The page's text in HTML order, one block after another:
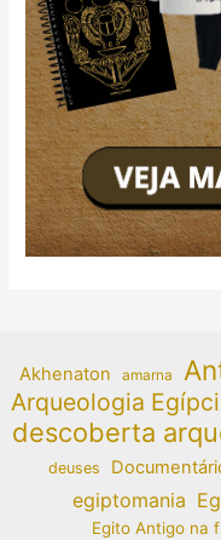
Akhenaton amarna
Arqueologia
descoberta
deuses
egiptomania
Egito Antigo na